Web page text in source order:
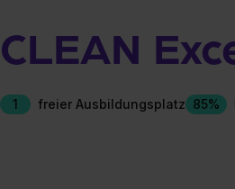
CLEAN
1 freier Ausbildungsplatz 85%